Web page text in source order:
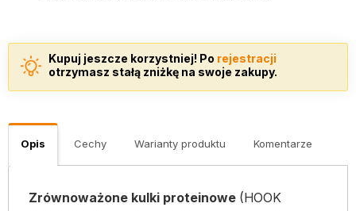
Kupuj jeszcze korzystniej! Po rejestracji
otrzymasz stałą zniżkę na swoje zakupy.
Opis Cechy Warianty produktu Komentarze
Zrównoważone kulki proteinowe (HOOK